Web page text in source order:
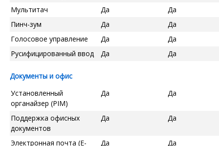
Мультитач
Да
Да
Пинч-зум
Да
Да
Голосовое управление
Да
Да
Русифицированный ввод
Да Да
Документы и офис
Установленный
органайзер (PIM)
Да Да
Поддержка офисных
документов
Да Да
Электронная почта (E-
Да Да